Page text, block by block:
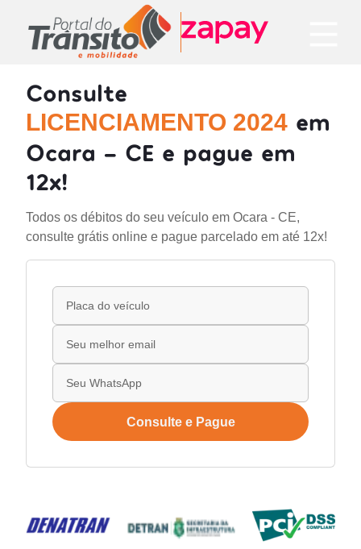
Consulte
LICENCIAMENTO 2024 em
Ocara - CE e pague em
12x!
Todos os débitos do seu veículo em Ocara - CE,
consulte grátis online e pague parcelado em até 12x!
Consulte e Pague